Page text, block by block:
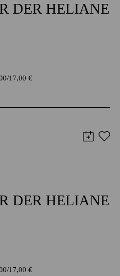
DER HELIANE
17,00 €
DER HELIANE
17,00 €